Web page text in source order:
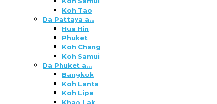
Koh Tao
Da Pattaya a…
Hua Hin
Phuket
Koh Chang
Koh Samui
Da Phuket a…
Bangkok
Koh Lanta
Koh Lipe
Khao Lak